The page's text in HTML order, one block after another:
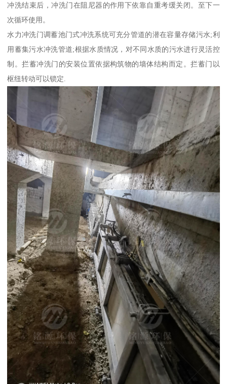
冲洗结束后，冲洗门在阻尼器的作用下依靠自重考缓关闭。至下一
次循环使用。
水力冲洗门调蓄池门式冲洗系统可充分管道的潜在容量存储污水;利
用蓄集污水冲洗管道;根据水质情况，对不同水质的污水进行灵活控
制。拦蓄冲洗门的安装位置依据构筑物的墙体结构而定。拦蓄门以
枢纽转动可以锁定.